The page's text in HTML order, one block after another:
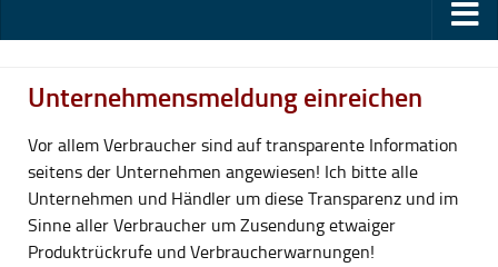
Unternehmensmeldung einreichen
Vor allem Verbraucher sind auf transparente Information
seitens der Unternehmen angewiesen! Ich bitte alle
Unternehmen und Händler um diese Transparenz und im
Sinne aller Verbraucher um Zusendung etwaiger
Produktrückrufe und Verbraucherwarnungen!